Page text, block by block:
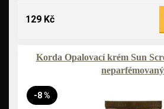
129 Kč
Korda Opalovací krém Sun
neparfémovaný
-8 %